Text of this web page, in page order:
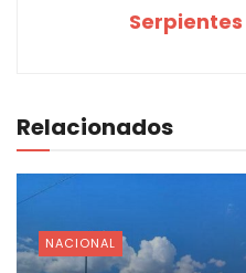
Relacionados
NACIONAL